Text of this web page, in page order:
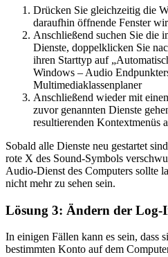
Drücken Sie gleichzeitig die
daraufhin öffnende Fenster
Anschließend suchen Sie die
Dienste, doppelklicken Sie
ihren Starttyp auf
Windows – Audio
Multimediaklassenplaner
Anschließend wieder mit
zuvor genannten Dienste
resultierenden Kontextmenüs
Sobald alle Dienste neu gestartet
rote X des Sound-Symbols
Audio-Dienst des Computers sollte
nicht mehr zu sehen sein.
Lösung 3: Ändern der Log-
In einigen Fällen kann es sein, dass
bestimmten Konto auf dem